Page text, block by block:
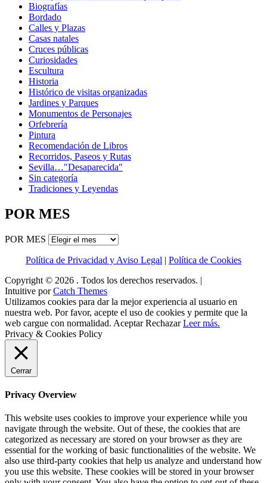
Biografías
Bordado
Calles y Plazas
Casas natales
Cruces públicas
Curiosidades
Escultura
Historia
Histórico de visitas organizadas
Jardines y Parques
Monumentos de Personajes
Orfebrería
Pintura
Recomendación de Libros
Recorridos, Paseos y Rutas
Sevilla…"Desaparecida"
Sin categoría
Tradiciones y Leyendas
POR MES
POR MES
Política de Privacidad y Aviso Legal | Política de Cookies
Copyright © 2026 . Todos los derechos reservados. |
Intuitive porCatch Themes
Utilizamos cookies para dar la mejor experiencia al usuario en
nuestra web. Por favor, acepte el uso de cookies y permite que la
web cargue con normalidad. Aceptar Rechazar Leer más.
Privacy & Cookies Policy
Cerrar
Privacy Overview
This website uses cookies to improve your experience while you
navigate through the website. Out of these, the cookies that are
categorized as necessary are stored on your browser as they are
essential for the working of basic functionalities of the website. We
also use third-party cookies that help us analyze and understand how
you use this website. These cookies will be stored in your browser